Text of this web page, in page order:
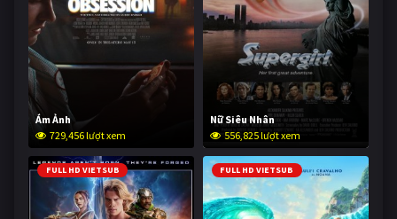
Ám Ảnh
729,456 lượt xem
Nữ Siêu Nhân
556,825 lượt xem
FULL HD VIETSUB FULL HD VIETSUB